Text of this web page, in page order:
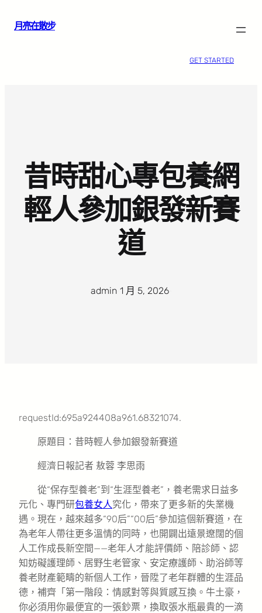
月亮在散步
GET STARTED
昔時甜心專包養網
輕人參加銀發新賽
道
admin· 1 月 5, 2026·
requestId:695a924408a961.68321074.
原題目：昔時輕人參加銀發新賽道
經濟日報記者 敖蓉 李思雨
從“保存型養老”到“生涯型養老”，養老需求日益多
元化、專門研包養女人究化，帶來了更多新的失業機
遇。現在，越來越多“90后”“00后”參加這個新賽道，在
為老年人帶往更多溫情的同時，也開闢出遠景遼闊的個
人工作成長新空間——老年人才能評價師、陪診師、認
知妨礙護理師、居野生老管家、安定療護師、助浴師等
養老財產範疇的新個人工作，晉陞了老年群體的生涯品
德，補齊「第一階段：情感對等與質感互換。牛土豪，
你必須用你最便宜的一張鈔票，換取張水瓶最貴的一滴